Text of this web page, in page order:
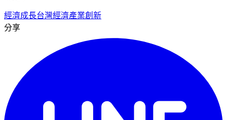
經濟成長台灣經濟產業創新
分享